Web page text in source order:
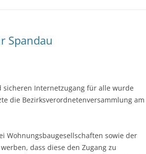
Spandau
sicheren Internetzugang für alle wurde
die Bezirksverordnetenversammlung am
Wohnungsbaugesellschaften sowie der
dass diese den Zugang zu